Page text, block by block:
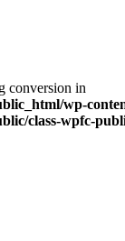
conversion in
wp-
class-wpfc-